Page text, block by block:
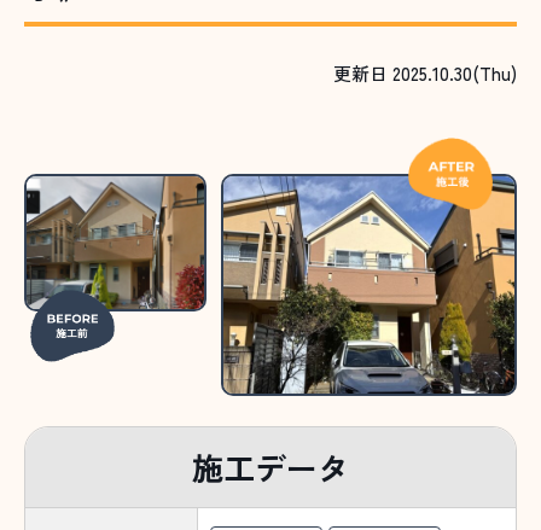
更新日 2025.10.30(Thu)
施工データ